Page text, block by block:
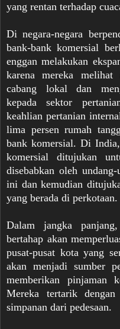
yang rentan terhadap
Di negara-negara
bank-bank komersial
enggan melakukan
karena mereka melihat
cabang lokal dan
kepada sektor
keahlian pertanian
lima persen rumah
bank komersial. Di
komersial ditujukan
disebabkan oleh
ini dan kemudian
yang berada di perkotaan.
Dalam jangka
bertahap akan
pusat-pusat kota yang
akan menjadi sumber
memberikan pinjaman
Mereka tertarik dengan
simpanan dari pedesaan.